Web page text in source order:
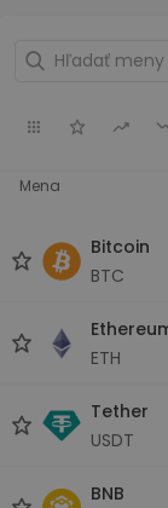
Mena
Bitcoin
BTC
ETH
Tether
USDT
BNB